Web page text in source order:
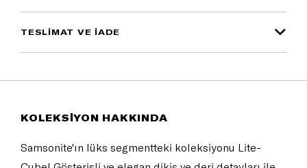
TESLİMAT VE İADE
KOLEKSİYON HAKKINDA
Samsonite'ın lüks segmentteki koleksiyonu Lite-